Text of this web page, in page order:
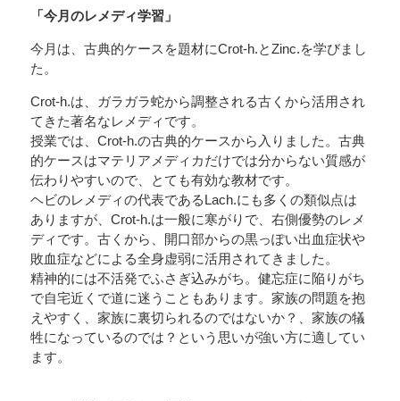
「今月のレメディ学習」
今月は、古典的ケースを題材にCrot-h.とZinc.を学びまし
た。
Crot-h.は、ガラガラ蛇から調整される古くから活用され
てきた著名なレメディです。
授業では、Crot-h.の古典的ケースから入りました。古典
的ケースはマテリアメディカだけでは分からない質感が
伝わりやすいので、とても有効な教材です。
ヘビのレメディの代表であるLach.にも多くの類似点は
ありますが、Crot-h.は一般に寒がりで、右側優勢のレメ
ディです。古くから、開口部からの黒っぽい出血症状や
敗血症などによる全身虚弱に活用されてきました。
精神的には不活発でふさぎ込みがち。健忘症に陥りがち
で自宅近くで道に迷うこともあります。家族の問題を抱
えやすく、家族に裏切られるのではないか？、家族の犠
牲になっているのでは？という思いが強い方に適してい
ます。